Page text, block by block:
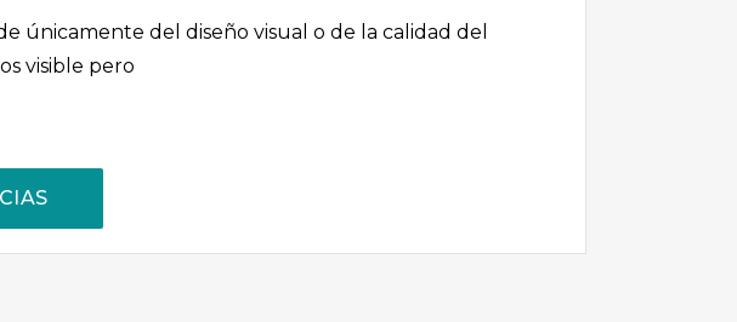
únicamente del diseño visual o de la calidad del
visible pero